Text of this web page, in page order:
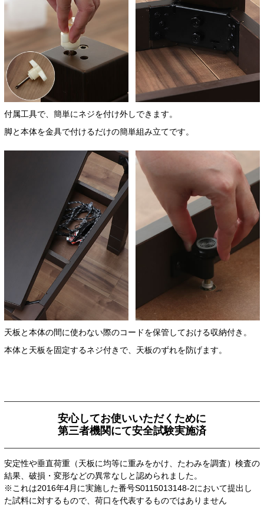
付属工具で、簡単にネジを付け外しできます。
脚と本体を金具で付けるだけの簡単組み立てです。
天板と本体の間に使わない際のコードを保管しておける収納付き。
本体と天板を固定するネジ付きで、天板のずれを防げます。
安心してお使いいただくために
第三者機関にて安全試験実施済
安定性や垂直荷重（天板に均等に重みをかけ、たわみを調査）検査の
結果、破損・変形などの異常なしと認められました。
※これは2016年4月に実施した番号S0115013148-2において提出し
た試料に対するもので、荷口を代表するものではありません